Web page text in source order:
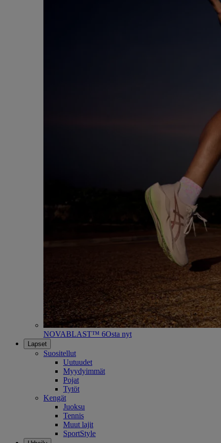
NOVABLAST™ 6Osta nyt
Lapset
Suositellut
Uutuudet
Myydyimmät
Pojat
Tytöt
Kengät
Juoksu
Tennis
Muut lajit
SportStyle